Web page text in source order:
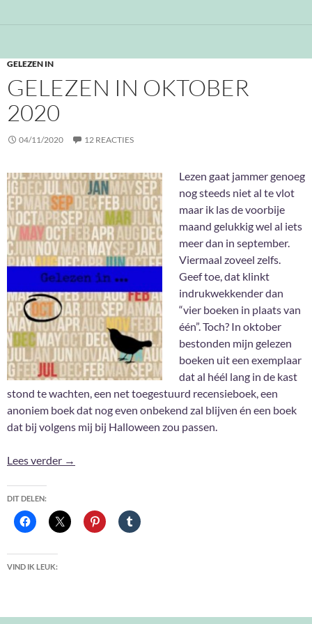
GELEZEN IN
GELEZEN IN OKTOBER
2020
04/11/2020 12 REACTIES
Lezen gaat jammer genoeg
nog steeds niet al te vlot
maar ik las de voorbije
maand gelukkig wel al iets
meer dan in september.
Viermaal zoveel zelfs.
Geef toe, dat klinkt
indrukwekkender dan
“vier boeken in plaats van
één”. Toch? In oktober
bestonden mijn gelezen
boeken uit een exemplaar
dat al héél lang in de kast
stond te wachten, een net toegestuurd recensieboek, een
anoniem boek dat nog even onbekend zal blijven én een boek
dat bij volgens mij bij Halloween zou passen.
Lees verder Gelezen in Oktober 2020
→
DIT DELEN:
VIND IK LEUK: